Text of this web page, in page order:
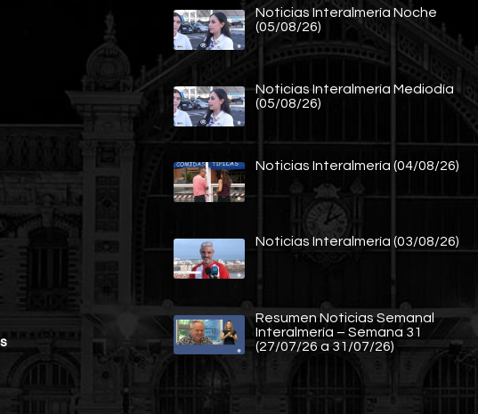
Noticias Interalmería Noche
(05/08/26)
Noticias Interalmería Mediodía
(05/08/26)
Noticias Interalmería (04/08/26)
Noticias Interalmería (03/08/26)
Resumen Noticias Semanal
Interalmería – Semana 31
(27/07/26 a 31/07/26)